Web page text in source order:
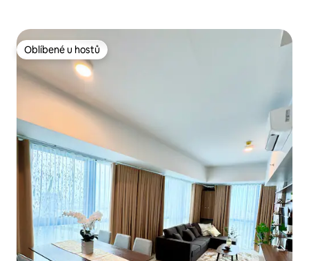
Oblíbené u hostů
Oblíbené u hostů